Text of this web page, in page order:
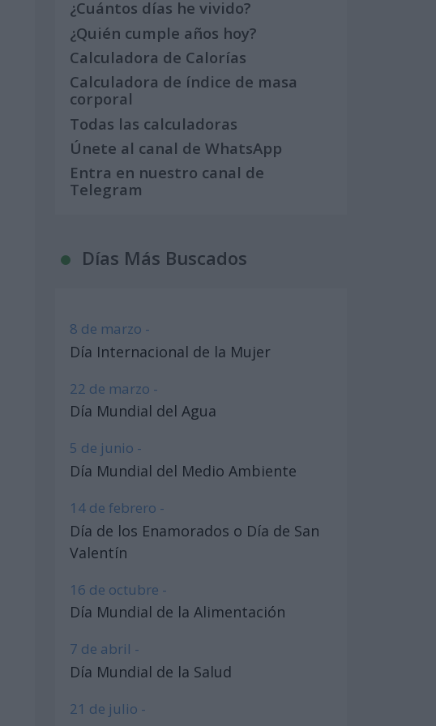
¿Cuántos días he vivido?
¿Quién cumple años hoy?
Calculadora de Calorías
Calculadora de índice de masa
corporal
Todas las calculadoras
Únete al canal de WhatsApp
Entra en nuestro canal de
Telegram
Días Más Buscados
8 de marzo -
Día Internacional de la Mujer
22 de marzo -
Día Mundial del Agua
5 de junio -
Día Mundial del Medio Ambiente
14 de febrero -
Día de los Enamorados o Día de San
Valentín
16 de octubre -
Día Mundial de la Alimentación
7 de abril -
Día Mundial de la Salud
21 de julio -